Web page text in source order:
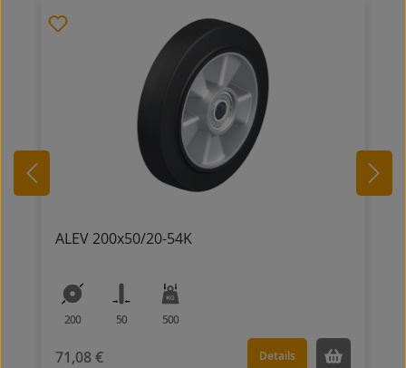
ALEV 200x50/20-54K
200 50 500
71,08 € Details